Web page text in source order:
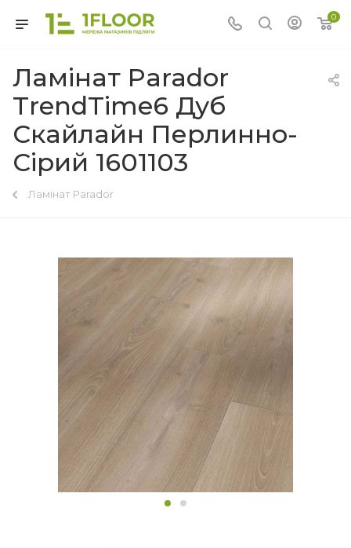
0
Ламінат Parador
TrendTime6 Дуб
Скайлайн Перлинно-
Сірий 1601103
Ламінат Parador